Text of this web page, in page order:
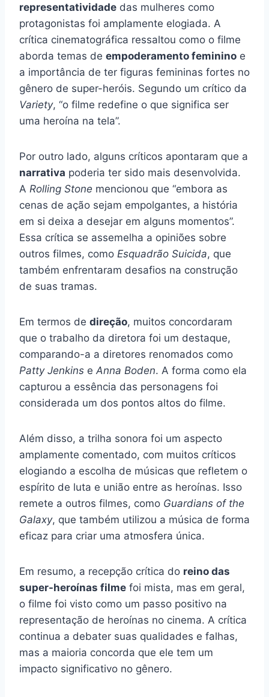
representatividade das mulheres como
protagonistas foi amplamente elogiada. A
crítica cinematográfica ressaltou como o filme
aborda temas de empoderamento feminino e
a importância de ter figuras femininas fortes no
gênero de super-heróis. Segundo um crítico da
Variety, “o filme redefine o que significa ser
uma heroína na tela”.
Por outro lado, alguns críticos apontaram que a
narrativa poderia ter sido mais desenvolvida.
A Rolling Stone mencionou que “embora as
cenas de ação sejam empolgantes, a história
em si deixa a desejar em alguns momentos”.
Essa crítica se assemelha a opiniões sobre
outros filmes, como Esquadrão Suicida, que
também enfrentaram desafios na construção
de suas tramas.
Em termos de direção, muitos concordaram
que o trabalho da diretora foi um destaque,
comparando-a a diretores renomados como
Patty Jenkins e Anna Boden. A forma como ela
capturou a essência das personagens foi
considerada um dos pontos altos do filme.
Além disso, a trilha sonora foi um aspecto
amplamente comentado, com muitos críticos
elogiando a escolha de músicas que refletem o
espírito de luta e união entre as heroínas. Isso
remete a outros filmes, como Guardians of the
Galaxy, que também utilizou a música de forma
eficaz para criar uma atmosfera única.
Em resumo, a recepção crítica do reino das
super-heroínas filme foi mista, mas em geral,
o filme foi visto como um passo positivo na
representação de heroínas no cinema. A crítica
continua a debater suas qualidades e falhas,
mas a maioria concorda que ele tem um
impacto significativo no gênero.